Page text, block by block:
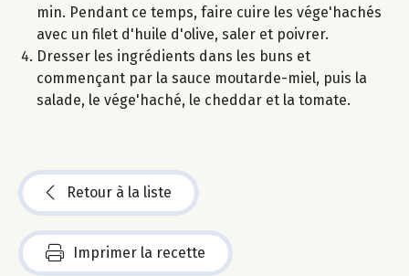
min. Pendant ce temps, faire cuire les vége'hachés
avec un filet d'huile d'olive, saler et poivrer.
Dresser les ingrédients dans les buns et
commençant par la sauce moutarde-miel, puis la
salade, le vége'haché, le cheddar et la tomate.
Retour à la liste
Imprimer la recette